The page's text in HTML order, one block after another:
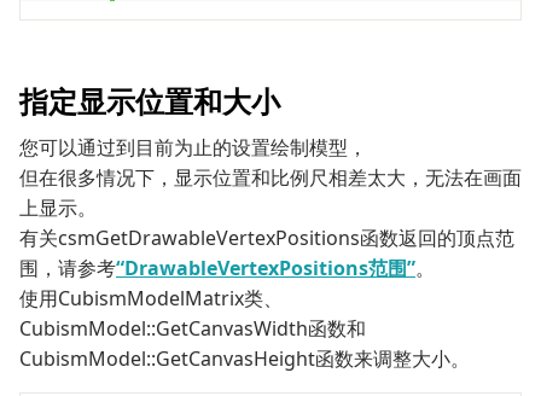
指定显示位置和大小
您可以通过到目前为止的设置绘制模型，
但在很多情况下，显示位置和比例尺相差太大，无法在画面
上显示。
有关csmGetDrawableVertexPositions函数返回的顶点范
围，请参考“DrawableVertexPositions范围”。
使用CubismModelMatrix类、
CubismModel::GetCanvasWidth函数和
CubismModel::GetCanvasHeight函数来调整大小。